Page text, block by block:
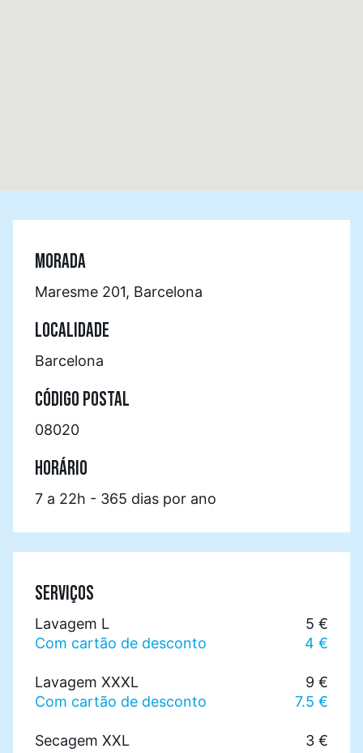
MORADA
Maresme 201, Barcelona
LOCALIDADE
Barcelona
CÓDIGO POSTAL
08020
HORÁRIO
7 a 22h - 365 dias por ano
SERVIÇOS
Lavagem L
5 €
Com cartão de desconto
4 €
Lavagem XXXL
9 €
Com cartão de desconto
7.5 €
Secagem XXL
3 €